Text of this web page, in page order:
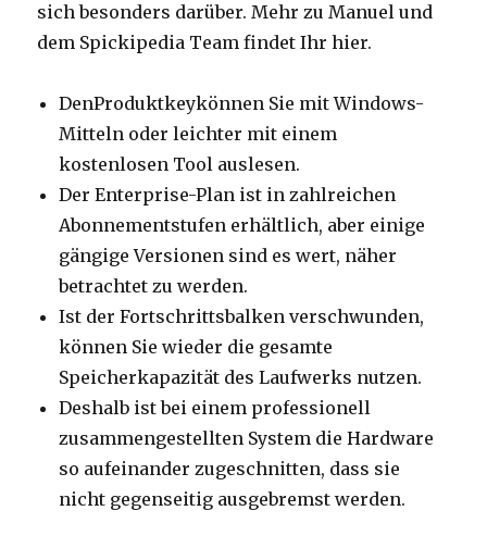
sich besonders darüber. Mehr zu Manuel und
dem Spickipedia Team findet Ihr hier.
DenProduktkeykönnen Sie mit Windows-
Mitteln oder leichter mit einem
kostenlosen Tool auslesen.
Der Enterprise-Plan ist in zahlreichen
Abonnementstufen erhältlich, aber einige
gängige Versionen sind es wert, näher
betrachtet zu werden.
Ist der Fortschrittsbalken verschwunden,
können Sie wieder die gesamte
Speicherkapazität des Laufwerks nutzen.
Deshalb ist bei einem professionell
zusammengestellten System die Hardware
so aufeinander zugeschnitten, dass sie
nicht gegenseitig ausgebremst werden.